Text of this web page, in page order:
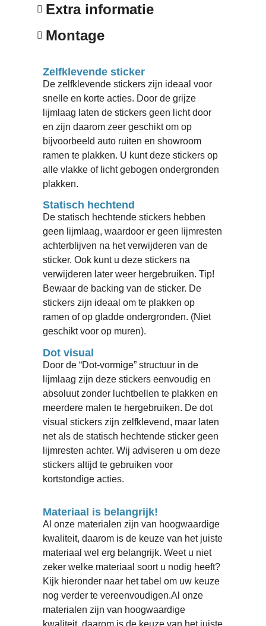
Extra informatie
Montage
Zelfklevende sticker
De zelfklevende stickers zijn ideaal voor
snelle en korte acties. Door de grijze
lijmlaag laten de stickers geen licht door
en zijn daarom zeer geschikt om op
bijvoorbeeld auto ruiten en showroom
ramen te plakken. U kunt deze stickers op
alle vlakke of licht gebogen ondergronden
plakken.
Statisch hechtend
De statisch hechtende stickers hebben
geen lijmlaag, waardoor er geen lijmresten
achterblijven na het verwijderen van de
sticker. Ook kunt u deze stickers na
verwijderen later weer hergebruiken. Tip!
Bewaar de backing van de sticker. De
stickers zijn ideaal om te plakken op
ramen of op gladde ondergronden. (Niet
geschikt voor op muren).
Dot visual
Door de “Dot-vormige” structuur in de
lijmlaag zijn deze stickers eenvoudig en
absoluut zonder luchtbellen te plakken en
meerdere malen te hergebruiken. De dot
visual stickers zijn zelfklevend, maar laten
net als de statisch hechtende sticker geen
lijmresten achter. Wij adviseren u om deze
stickers altijd te gebruiken voor
kortstondige acties.
Materiaal is belangrijk!
Al onze materialen zijn van hoogwaardige
kwaliteit, daarom is de keuze van het juiste
materiaal wel erg belangrijk. Weet u niet
zeker welke materiaal soort u nodig heeft?
Kijk hieronder naar het tabel om uw keuze
nog verder te vereenvoudigen.Al onze
materialen zijn van hoogwaardige
kwaliteit, daarom is de keuze van het juiste